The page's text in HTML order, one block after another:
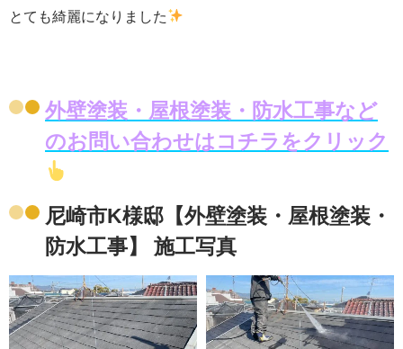
とても綺麗になりました
外壁塗装・屋根塗装・防水工事など
のお問い合わせはコチラをクリック
尼崎市K様邸【外壁塗装・屋根塗装・
防水工事】 施工写真